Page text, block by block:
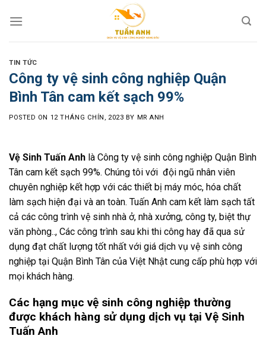
TIN TỨC
Công ty vệ sinh công nghiệp Quận
Bình Tân cam kết sạch 99%
POSTED ON 12 THÁNG CHÍN, 2023 BY MR ANH
Vệ Sinh Tuấn Anh là Công ty vệ sinh công nghiệp Quận Bình
Tân cam kết sạch 99%. Chúng tôi với đội ngũ nhân viên
chuyên nghiệp kết hợp với các thiết bị máy móc, hóa chất
làm sạch hiện đại và an toàn. Tuấn Anh cam kết làm sạch tất
cả các công trình vệ sinh nhà ở, nhà xưởng, công ty, biệt thự
văn phòng.., Các công trình sau khi thi công hay đã qua sử
dụng đạt chất lượng tốt nhất với giá dịch vụ vệ sinh công
nghiệp tại Quận Bình Tân của Việt Nhật cung cấp phù hợp với
mọi khách hàng.
Các hạng mục vệ sinh công nghiệp thường
được khách hàng sử dụng dịch vụ tại Vệ Sinh
Tuấn Anh